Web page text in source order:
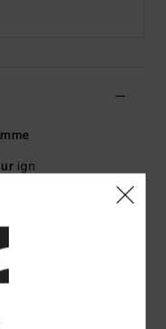
ign
82% polyester recyclé,